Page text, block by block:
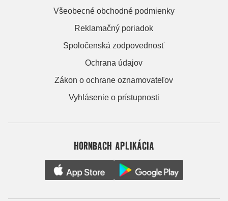
Všeobecné obchodné podmienky
Reklamačný poriadok
Spoločenská zodpovednosť
Ochrana údajov
Zákon o ochrane oznamovateľov
Vyhlásenie o prístupnosti
HORNBACH APLIKÁCIA